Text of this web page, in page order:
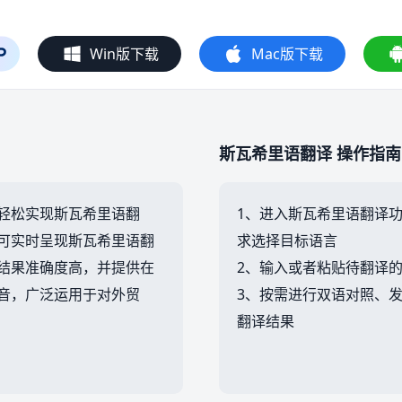
Win版下载 Mac版下载
松实现斯瓦希里语翻
实时呈现斯瓦希里语翻
果准确度高，并提供在
，广泛运用于对外贸
斯瓦希里语翻译 操作指
1、进入斯瓦希里语翻译
求选择目标语言
2、输入或者粘贴待翻译
3、按需进行双语对照、
翻译结果